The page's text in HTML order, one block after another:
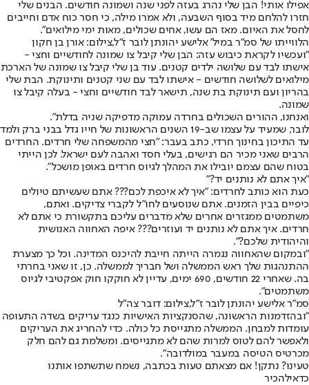
אפילו אותי! הבן שלי נהרג בעזה לפני שנה ושמונה חודשים. הבנים שלי
חזרו להלחם מיד בסוף השבעה, ולא אמרו מילה, כי חסר כוח אדם וחייבים
לחסל את האיום. מאז הם עשו, אחים שכולים, מאות ימי מילואים".
הלווייתו של סמ"ר במיל' אלישע יהונתן לובר ז"ל,צילום: אורן בן חקון
"ועכשיו לקראת כיבוש עזה: הבן שלי קיבל צו שמונה לחודשיים וחצי -
אישתו לבד עם שלושה ילדים קטנים. עוד בן שלי קיבל צו שמונה של הארכת
מילואים לשלושה חודשים - אישתו לבד עם שני קטנים ותינוקת. הבת שלי
בהריון ועם תינוקת בת שנה, תישאר לבד חודשיים וחצי - בעלה קיבל צו
שמונה.
ואנחנו, ההורים השכולים בחרדה עמוקה מדפיקה שניה בדלת".
לובר, שמעיד על עצמו שב-19 השנים הראשונות של חייו גדל בבני ברק ולמד
עד התיכון בחינוך חרדי, כתב בעבר: "חצי מהמשפחה שלי חרדים. החרדים
הרבים שאני מכיר הם רגישים, בעלי חסד ואהבה לעם ישראל. לכן הייתי
בטוח שהם עצמם יובילו את המהלך לגיוס חרדים באופן מושכל".
"איך אתם לא נותנים יד?"
כעת הוא כותב לחרדים: "איך לא איכפת לכם??? אתם שעשיתם טיולים
כיפיים בבין הזמנים. אתם שנוסעים לחו"ל לקברי צדיקים. ואתם,
משתמטים ממגזרים אחרים שלא מדברים עליכם בתקשורת כי אתם לא
חרדים. איך אתם לא נותנים יד ועוזרים??? איפה האחווה האנושית
והיהודית שלכם?".
"ובמקום שהאחווה נגמרה הייתה חייבת להיכנס המדינה. וכל כך מצערת
ההתנהגות שלך ראש הממשלה ושל חבריך לממשלה. כן, זו שאני בחרתי
בה. שאחרי 22 חודשים, 690 ימים, עדיין לא חוקקו חוק אפקטיבי לגיוס
משתמטים".
סמ"ר אלישע יהונתן לובר ז"ל,צילום: דובר צה"ל
"ובהזדמנות הראשונה, שהסנקציות האישיות כנגד עריקים בשדה התעופה
עומדות למבחן. הממשלה מתגייסת כל כולה. כדי להחריג את העריקים
ולאפשר להם לטוס למרות שהם לא מתגייסים. ומשלמת גם להם חלק
מכרטיס הטיסה במעבר במולדובה".
טעינו? נתקן! אם מצאתם טעות בכתבה, נשמח שתשתפו אותנו
כדאילהכיר